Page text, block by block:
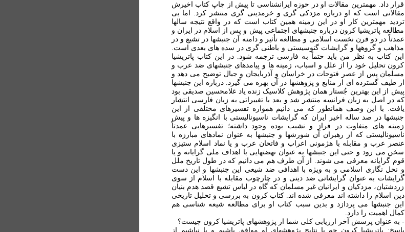
قرار داد. مهمترين مقالات او در حوزه ايرانشناسی تا پيش از چاپ کتاب اخيرش
مقالاتی است که او درباره مزدکی گری و خرمدينی گری منتشر کرد. اما بی
ترديد مهمترين کار او در اين زمينه همين کتاب است که در واقع نتيجه سالها
مطالعه پاتريشيا کرون درباره جنبشهای اجتماعی پيش و پس از اسلام در ايران و
عمدتاً در دو قرن نخست اسلامی و مطالعه تأثير و دامنه آن جنبشها در تشيع و در
مذاهب و گروهها و گرايشات گنوسيستی و باطنی گری در سده های بعدی است.
اين کتاب به نظر من بايد حتماً به فارسی ترجمه شود. در اين کتاب پاتريشيا
کرون تحليل خود را از علل و اسباب، زمينه ها و پيامدهای جنبشهای ضد عرب و
مسلمان پس از عصر فتوحات در خراسان و آذربايجان و جبال توضيح می دهد و
از طيف گسترده ای از منابع و پژوهشها در آن بهره می گيرد. درباره اين جنبشها
پيش از اين بهترين جُستار همان پژوهش کلاسيک زنده ياد غلامحسين صديقی بود
که در اصل به زبان فرانسه منتشر شد و بعد با تغييراتی به زبان فارسی انتشار
يافت. با اين وصف همانطور که می دانيم همواره تفسيرهای مختلفی از اين
جنبشها در صد ساله اخير ايران که گرايشات ناسيوناليستی با انگيزه ها و پيش
زمينه های متفاوت در فراز و نشيب بوده وجود داشته؛ تفسيرهایی عمدتاً
ناسيوناليستی که از رهبران آن شورشها و جنبشها به عنوان نمادهای مبارزه با
عنصر عرب و مقابله با هژمونی اعراب و فاتحان عرب و يا نماد اسلام ستيزی
سخن می رود و حتی اين جنبشها به عنوان نهضتهایی با اهداف ملی گرايانه و يا
قوم گرايانه معرفی می شوند. از آن طرف هم می دانيم که در طول تاريخ ملل
و نحل نگاری اسلامی و به ويژه با اهدافی ضد شيعی اين جنبشها و اين دست
گرايشات به عنوان گرايشاتی ضد دينی و در چارچوب مقابله با اسلام از سوی
زردشتيان، مزدکيان و ايرانيان غير مسلمان که گاه در لباس تشيع قصد هدم بنيان
دين اسلام را داشته اند معرفی شده اند. کتاب کرون به بررسی و تحليل تاريخی
اين جنبشها می پردازد و بدين سبب کتاب او برای مطالعه شيعه شناسی هم
کمال اهميت را دارد.
- به عنوان پرسش آخر ارزيابی کلی شما از پژوهشهای پاتريشيا کرون چيست؟
پاسخ: پاتريشيا کرون چه با نتايج پژوهشهای او موافق باشيم و يا نباشيم از